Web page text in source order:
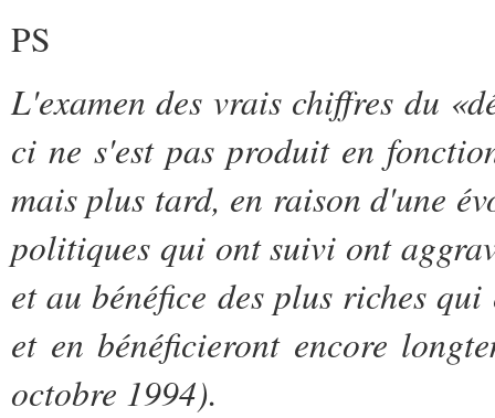
PS
L'examen des vrais chiffres du
ci ne s'est pas produit en
mais plus tard, en raison d'une
politiques qui ont suivi ont
et au bénéfice des plus riches
et en bénéficieront encore
octobre 1994).